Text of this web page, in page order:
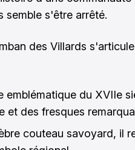
semble s'être arrêté.
des Villards
emblématique du XVIIe
et des fresques
couteau savoyard, il